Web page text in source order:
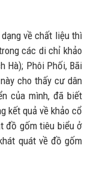
về chất liệu thì
các di chỉ khảo
Hà); Phôi Phối, Bãi
cho thấy cư dân
của mình, đã biết
kết quả về khảo cổ
đồ gốm tiêu biểu ở
quát về đồ gốm